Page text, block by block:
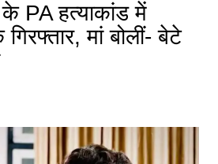
PA हत्याकांड में
मां बोलीं- बेटे